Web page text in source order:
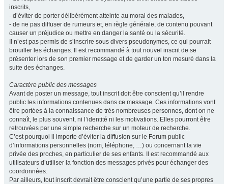
inscrits,
- d’éviter de porter délibérément atteinte au moral des malades,
- de ne pas diffuser de rumeurs et, en règle générale, de contenu pouvant
causer un préjudice ou mettre en danger la santé ou la sécurité.
Il n’est pas permis de s’inscrire sous divers pseudonymes, ce qui pourrait
brouiller les échanges. Il est recommandé à tout nouvel inscrit de se
présenter lors de son premier message et de garder un ton mesuré dans la
suite des échanges.
Caractère public des messages
Avant de poster un message, tout inscrit doit être conscient qu’il rendre
public les informations contenues dans ce message. Ces informations vont
être portées à la connaissance de très nombreuses personnes, dont on ne
connaît, le plus souvent, ni l’identité ni les motivations. Elles pourront être
retrouvées par une simple recherche sur un moteur de recherche.
C’est pourquoi il importe d’éviter la diffusion sur le Forum public
d’informations personnelles (nom, téléphone, …) ou concernant la vie
privée des proches, en particulier de ses enfants. Il est recommandé aux
utilisateurs d’utiliser la fonction des messages privés pour échanger des
coordonnées.
Par ailleurs, tout inscrit devrait être conscient qu’une partie de ses propres